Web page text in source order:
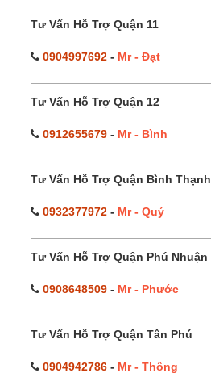
Tư Vấn Hỗ Trợ Quận 11
0904997692 - Mr - Đạt
Tư Vấn Hỗ Trợ Quận 12
0912655679 - Mr - Bình
Tư Vấn Hỗ Trợ Quận Bình Thạnh
0932377972 - Mr - Quý
Tư Vấn Hỗ Trợ Quận Phú Nhuận
0908648509 - Mr - Phước
Tư Vấn Hỗ Trợ Quận Tân Phú
0904942786 - Mr - Thông